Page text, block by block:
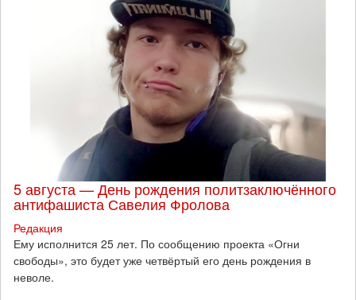
5 августа — День рождения политзаключённого
антифашиста Савелия Фролова
Редакция
Ему исполнится 25 лет. По сообщению проекта «Огни
свободы», это будет уже четвёртый его день рождения в
неволе.